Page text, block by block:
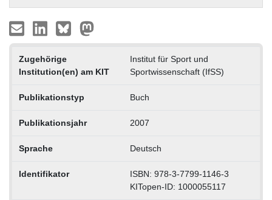
Zugehörige
Institution(en) am KIT
Institut für Sport und
Sportwissenschaft (IfSS)
Publikationstyp Buch
Publikationsjahr 2007
Sprache Deutsch
Identifikator
ISBN: 978-3-7799-1146-3
KITopen-ID: 1000055117